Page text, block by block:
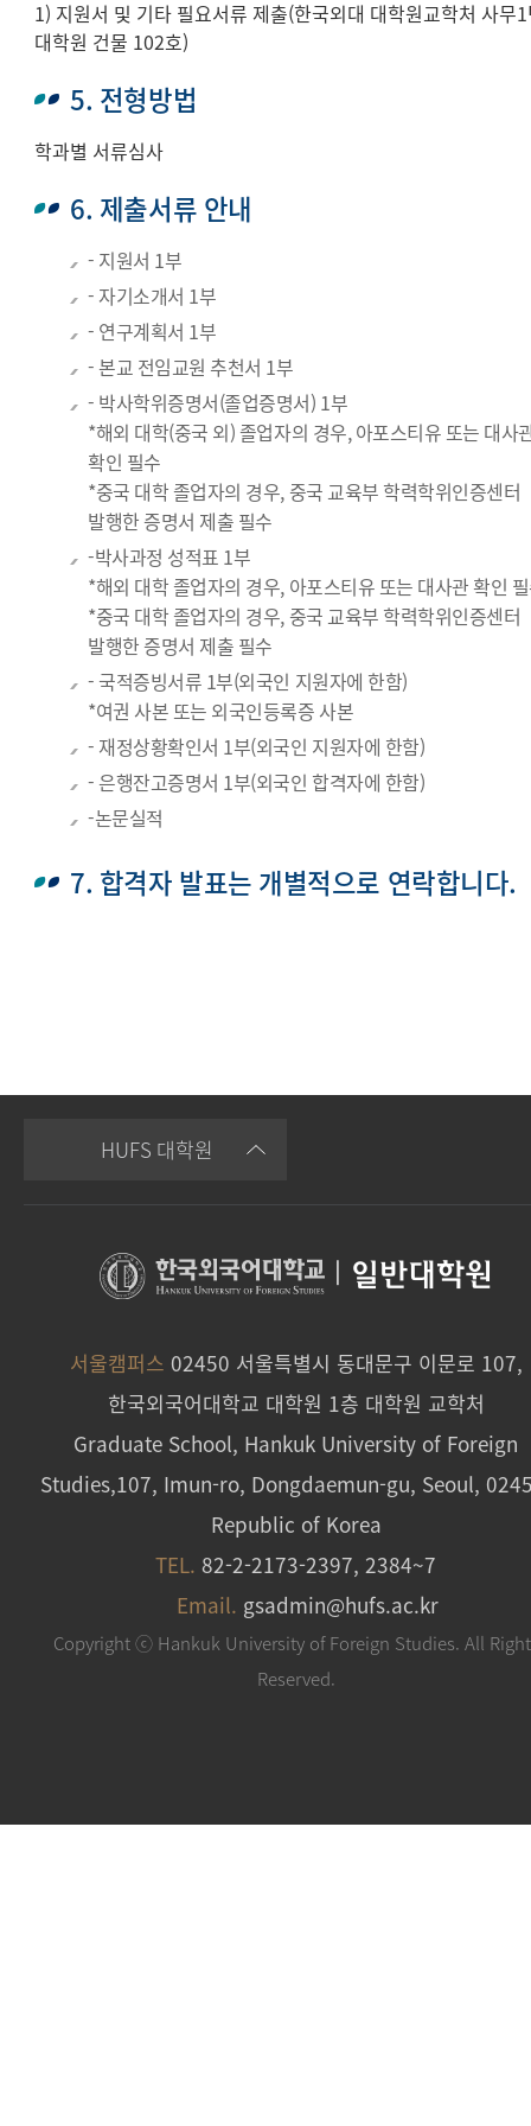
1) 지원서 및 기타 필요서류 제출(한국외대 대학원교학처 사무
대학원 건물 102호)
5. 전형방법
학과별 서류심사
6. 제출서류 안내
- 지원서 1부
- 자기소개서 1부
- 연구계획서 1부
- 본교 전임교원 추천서 1부
- 박사학위증명서(졸업증명서) 1부
*해외 대학(중국 외) 졸업자의 경우, 아포스티유 또는 대사
확인 필수
*중국 대학 졸업자의 경우, 중국 교육부 학력학위인증센터
발행한 증명서 제출 필수
-박사과정 성적표 1부
*해외 대학 졸업자의 경우, 아포스티유 또는 대사관 확인
*중국 대학 졸업자의 경우, 중국 교육부 학력학위인증센터
발행한 증명서 제출 필수
- 국적증빙서류 1부(외국인 지원자에 한함)
*여권 사본 또는 외국인등록증 사본
- 재정상황확인서 1부(외국인 지원자에 한함)
- 은행잔고증명서 1부(외국인 합격자에 한함)
-논문실적
7. 합격자 발표는 개별적으로 연락합니다.
HUFS 대학원
일반대학원
서울캠퍼스 02450 서울특별시 동대문구 이문로 107,
한국외국어대학교 대학원 1층 대학원 교학처
Graduate School, Hankuk University of Foreign
Studies,107, Imun-ro, Dongdaemun-gu, Seoul,
Republic of Korea
TEL. 82-2-2173-2397, 2384~7
Email. gsadmin@hufs.ac.kr
Copyright ⓒ Hankuk University of Foreign Studies. All
Reserved.